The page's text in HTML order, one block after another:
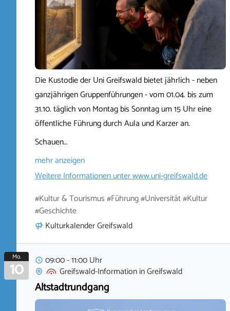
Die Kustodie der Uni Greifswald bietet jährlich - neben
ganzjährigen Gruppenführungen - vom 01.04. bis zum
31.10. täglich von Montag bis Sonntag um 15 Uhr eine
öffentliche Führung durch Aula und Karzer an.
Schauen…
mehr anzeigen
Weitere Informationen unterwww.uni-greifswald.de
#Kultur & Tourismus #Führung #Universität #Kultur
#Geschichte
Kulturkalender Greifswald
Mo.
10
09:00 - 11:00 Uhr
Greifswald-InformationinGreifswald
Altstadtrundgang